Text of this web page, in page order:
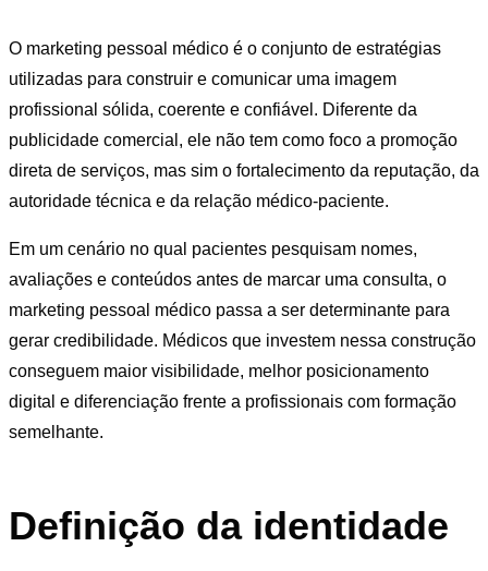
O marketing pessoal médico é o conjunto de estratégias
utilizadas para construir e comunicar uma imagem
profissional sólida, coerente e confiável. Diferente da
publicidade comercial, ele não tem como foco a promoção
direta de serviços, mas sim o fortalecimento da reputação, da
autoridade técnica e da relação médico-paciente.
Em um cenário no qual pacientes pesquisam nomes,
avaliações e conteúdos antes de marcar uma consulta, o
marketing pessoal médico passa a ser determinante para
gerar credibilidade. Médicos que investem nessa construção
conseguem maior visibilidade, melhor posicionamento
digital e diferenciação frente a profissionais com formação
semelhante.
Definição da identidade